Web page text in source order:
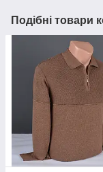
Подібні товари